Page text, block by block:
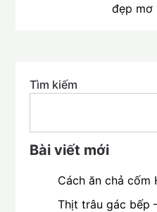
đẹp mơ
Tìm kiếm
Bài viết mới
Cách ăn chả cốm
Thịt trâu gác bếp